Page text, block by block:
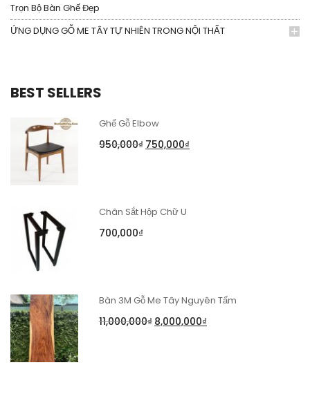
Trọn Bộ Bàn Ghế Đẹp
ỨNG DỤNG GỖ ME TÂY TỰ NHIÊN TRONG NỘI THẤT
BEST SELLERS
Ghế Gỗ Elbow
950,000₫ 750,000₫
Chân Sắt Hộp Chữ U
700,000₫
Bàn 3M Gỗ Me Tây Nguyên Tấm
11,000,000₫ 8,000,000₫